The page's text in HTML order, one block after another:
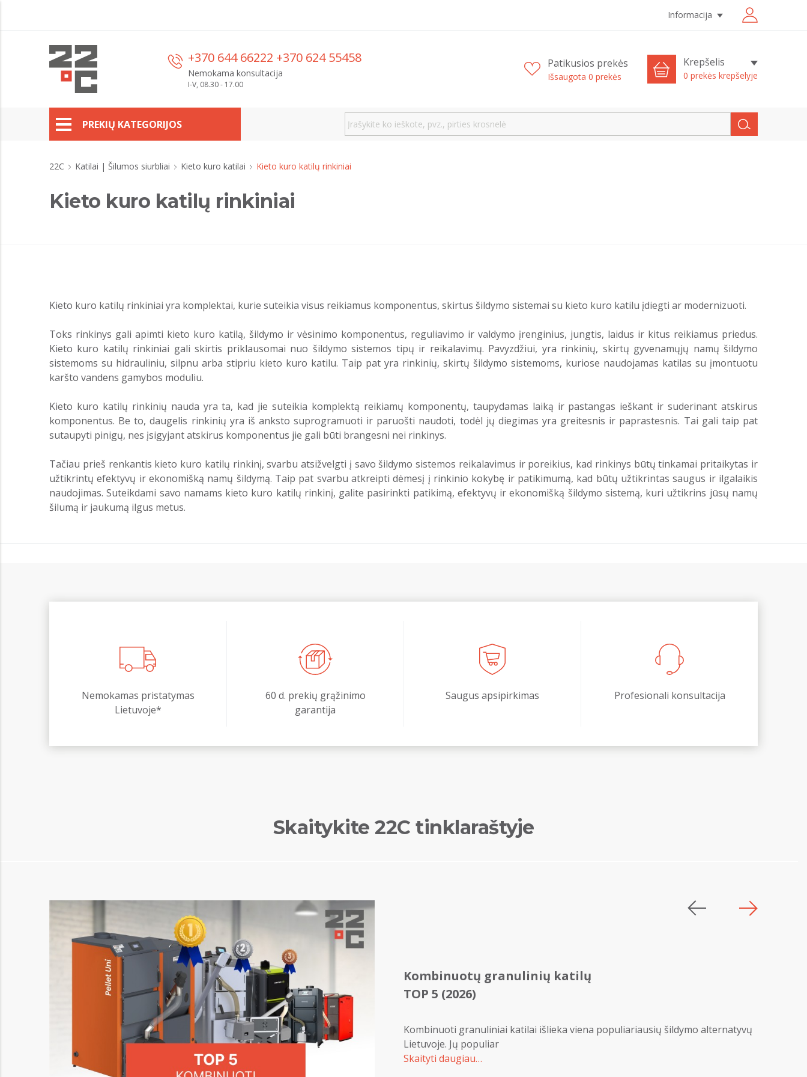
Informacija
+370 644 66222 +370 624 55458
Nemokama konsultacija
I-V, 08.30 - 17.00
Patikusios prekės
Išsaugota 0 prekės
Krepšelis
0 prekės krepšelyje
PREKIŲ KATEGORIJOS
22C Katilai | Šilumos siurbliai Kieto kuro katilai Kieto kuro katilų rinkiniai
Kieto kuro katilų rinkiniai
Kieto kuro katilų rinkiniai yra komplektai, kurie suteikia visus reikiamus komponentus, skirtus šildymo sistemai su kieto kuro katilu įdiegti ar modernizuoti.
Toks rinkinys gali apimti kieto kuro katilą, šildymo ir vėsinimo komponentus, reguliavimo ir valdymo įrenginius, jungtis, laidus ir kitus reikiamus priedus.
Kieto kuro katilų rinkiniai gali skirtis priklausomai nuo šildymo sistemos tipų ir reikalavimų. Pavyzdžiui, yra rinkinių, skirtų gyvenamųjų namų šildymo
sistemoms su hidrauliniu, silpnu arba stipriu kieto kuro katilu. Taip pat yra rinkinių, skirtų šildymo sistemoms, kuriose naudojamas katilas su įmontuotu
karšto vandens gamybos moduliu.
Kieto kuro katilų rinkinių nauda yra ta, kad jie suteikia komplektą reikiamų komponentų, taupydamas laiką ir pastangas ieškant ir suderinant atskirus
komponentus. Be to, daugelis rinkinių yra iš anksto suprogramuoti ir paruošti naudoti, todėl jų diegimas yra greitesnis ir paprastesnis. Tai gali taip pat
sutaupyti pinigų, nes įsigyjant atskirus komponentus jie gali būti brangesni nei rinkinys.
Tačiau prieš renkantis kieto kuro katilų rinkinį, svarbu atsižvelgti į savo šildymo sistemos reikalavimus ir poreikius, kad rinkinys būtų tinkamai pritaikytas ir
užtikrintų efektyvų ir ekonomišką namų šildymą. Taip pat svarbu atkreipti dėmesį į rinkinio kokybę ir patikimumą, kad būtų užtikrintas saugus ir ilgalaikis
naudojimas. Suteikdami savo namams kieto kuro katilų rinkinį, galite pasirinkti patikimą, efektyvų ir ekonomišką šildymo sistemą, kuri užtikrins jūsų namų
šilumą ir jaukumą ilgus metus.
Nemokamas pristatymas
Lietuvoje*
60 d. prekių grąžinimo
garantija
Saugus apsipirkimas Profesionali konsultacija
Skaitykite 22C tinklaraštyje
Kombinuotų granulinių katilų
TOP 5 (2026)
Kombinuoti granuliniai katilai išlieka viena populiariausių šildymo alternatyvų
Lietuvoje. Jų populiar
Skaityti daugiau…